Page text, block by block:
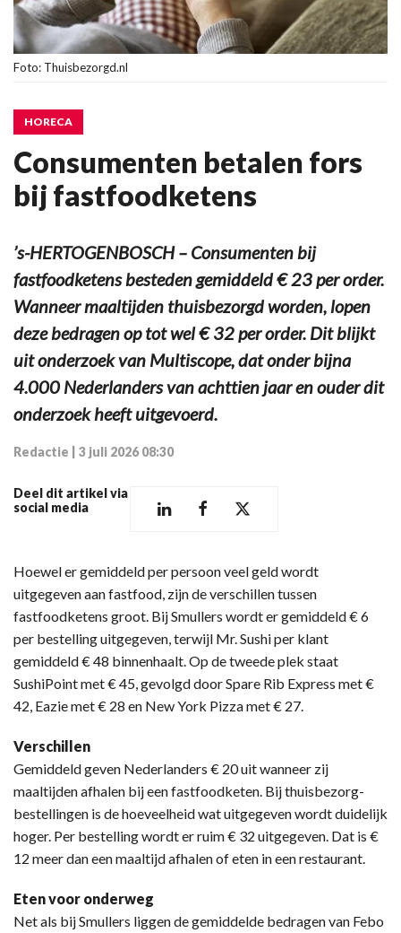
Foto: Thuisbezorgd.nl
HORECA
Consumenten betalen fors
bij fastfoodketens
’s-HERTOGENBOSCH – Consumenten bij
fastfoodketens besteden gemiddeld € 23 per order.
Wanneer maaltijden thuisbezorgd worden, lopen
deze bedragen op tot wel € 32 per order. Dit blijkt
uit onderzoek van Multiscope, dat onder bijna
4.000 Nederlanders van achttien jaar en ouder dit
onderzoek heeft uitgevoerd.
Redactie 3 juli 2026 08:30
Deel dit artikel via
social media
Hoewel er gemiddeld per persoon veel geld wordt
uitgegeven aan fastfood, zijn de verschillen tussen
fastfoodketens groot. Bij Smullers wordt er gemiddeld € 6
per bestelling uitgegeven, terwijl Mr. Sushi per klant
gemiddeld € 48 binnenhaalt. Op de tweede plek staat
SushiPoint met € 45, gevolgd door Spare Rib Express met €
42, Eazie met € 28 en New York Pizza met € 27.
Verschillen
Gemiddeld geven Nederlanders € 20 uit wanneer zij
maaltijden afhalen bij een fastfoodketen. Bij thuisbezorg-
bestellingen is de hoeveelheid wat uitgegeven wordt duidelijk
hoger. Per bestelling wordt er ruim € 32 uitgegeven. Dat is €
12 meer dan een maaltijd afhalen of eten in een restaurant.
Eten voor onderweg
Net als bij Smullers liggen de gemiddelde bedragen van Febo